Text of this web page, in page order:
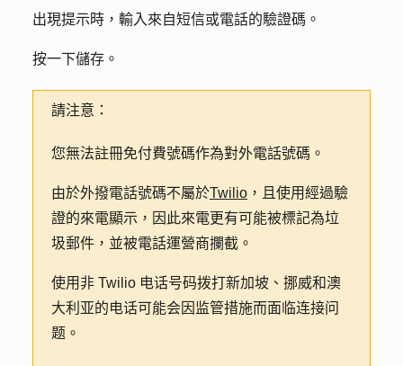
出現提示時，輸入來自短信或電話的驗證碼 。
按一下儲存 。
請注意：
您無法註冊免付費號碼作為對外電話號碼。
由於外撥電話號碼不屬於Twilio ，且使用經過驗
證的來電顯示，因此來電更有可能被標記為垃
圾郵件，並被電話運營商攔截。
使用非 Twilio 电话号码拨打新加坡、挪威和澳
大利亚的电话可能会因监管措施而面临连接问
题。